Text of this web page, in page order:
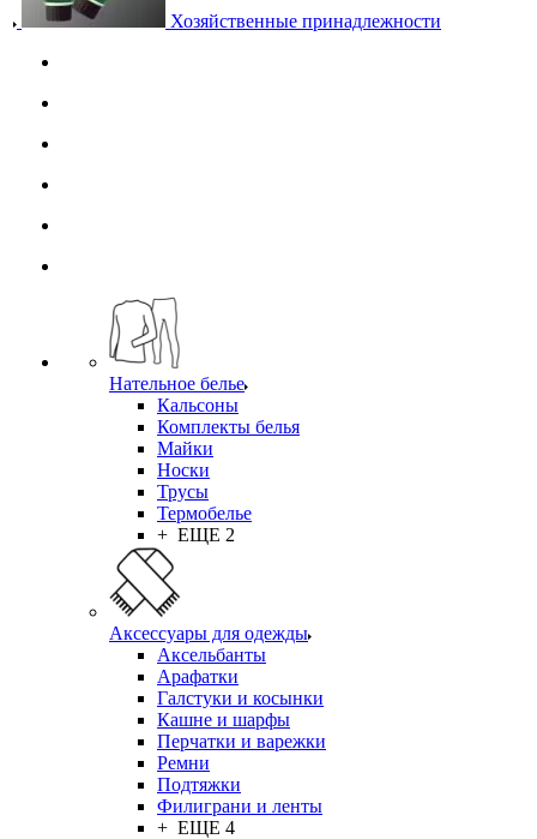
Хозяйственные принадлежности
Нательное белье
Кальсоны
Комплекты белья
Майки
Носки
Трусы
Термобелье
+ ЕЩЕ 2
Аксессуары для одежды
Аксельбанты
Арафатки
Галстуки и косынки
Кашне и шарфы
Перчатки и варежки
Ремни
Подтяжки
Филиграни и ленты
+ ЕЩЕ 4